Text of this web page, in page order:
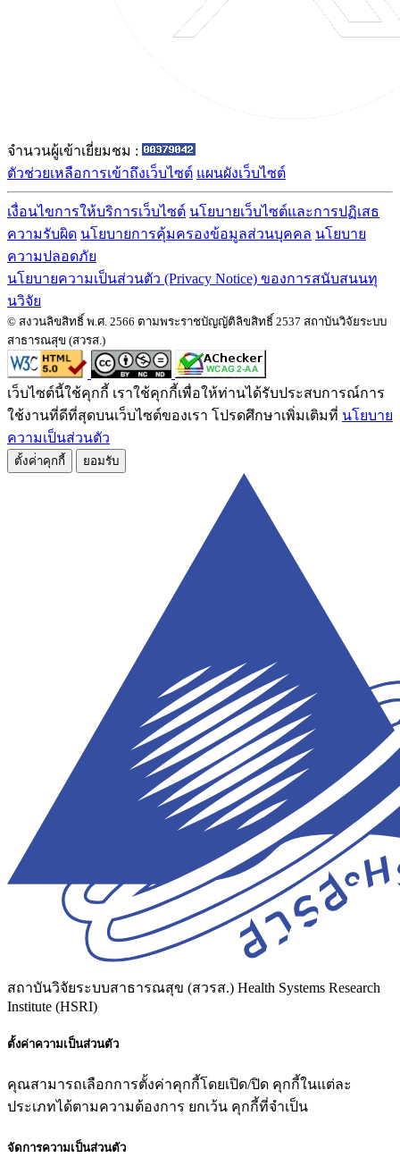
จำนวนผู้เข้าเยี่ยมชม :
ตัวช่วยเหลือการเข้าถึงเว็บไซต์ แผนผังเว็บไซต์
เงื่อนไขการให้บริการเว็บไซต์ นโยบายเว็บไซต์และการปฏิเสธ
ความรับผิด นโยบายการคุ้มครองข้อมูลส่วนบุคคล นโยบาย
ความปลอดภัย
นโยบายความเป็นส่วนตัว (Privacy Notice) ของการสนับสนนทุ
นวิจัย
© สงวนลิขสิทธิ์ พ.ศ. 2566 ตามพระราชบัญญัติลิขสิทธิ์ 2537 สถาบันวิจัยระบบ
สาธารณสุข (สวรส.)
เว็บไซต์นี้ใช้คุกกี้ เราใช้คุกกี้เพื่อให้ท่านได้รับประสบการณ์การ
ใช้งานที่ดีที่สุดบนเว็บไซต์ของเรา โปรดศึกษาเพิ่มเติมที่ นโยบาย
ความเป็นส่วนตัว
ตั้งค่่าคุกกี้ ยอมรับ
สถาบันวิจัยระบบสาธารณสุข (สวรส.) Health Systems Research
Institute (HSRI)
ตั้งค่าความเป็นส่วนตัว
คุณสามารถเลือกการตั้งค่าคุกกี้โดยเปิด/ปิด คุกกี้ในแต่ละ
ประเภทได้ตามความต้องการ ยกเว้น คุกกี้ที่จำเป็น
จัดการความเป็นส่วนตัว